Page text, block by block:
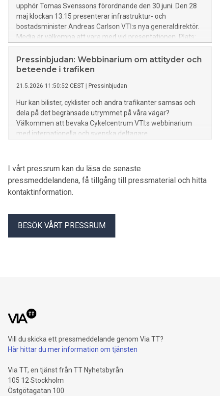
upphör Tomas Svenssons förordnande den 30 juni. Den 28
maj klockan 13.15 presenterar infrastruktur- och
bostadsminister Andreas Carlson VTI:s nya generaldirektör.
Media är välkomna att vara med vid presentationen. Plats:
VTI, Olaus Magnus väg 35, Linköping För frågor vänligen
kontakta Eva Ankarberg, kommunikations- och
marknadschef VTI, 070 377 82 43
Pressinbjudan: Webbinarium om attityder och
beteende i trafiken
21.5.2026 11:50:52 CEST Pressinbjudan
Hur kan bilister, cyklister och andra trafikanter samsas och
dela på det begränsade utrymmet på våra vägar?
Välkommen att bevaka Cykelcentrum VTI:s webbinarium
med internationella och svenska deltagare.
I vårt pressrum kan du läsa de senaste
pressmeddelandena, få tillgång till pressmaterial och hitta
kontaktinformation.
BESÖK VÅRT PRESSRUM
Vill du skicka ett pressmeddelande genom Via TT?
Här hittar du mer information om tjänsten
Via TT, en tjänst från TT Nyhetsbyrån
105 12 Stockholm
Östgötagatan 100